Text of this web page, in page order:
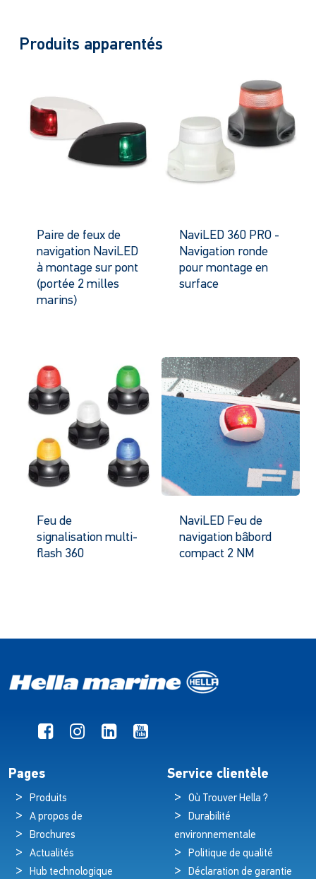
Produits apparentés
Paire de feux de
navigation NaviLED
à montage sur pont
(portée 2 milles
marins)
NaviLED 360 PRO -
Navigation ronde
pour montage en
surface
Feu de
signalisation multi-
flash 360
NaviLED Feu de
navigation bâbord
compact 2 NM
Pages
Produits
A propos de
Brochures
Actualités
Hub technologique
Service clientèle
Où Trouver Hella ?
Durabilité
environnementale
Politique de qualité
Déclaration de garantie